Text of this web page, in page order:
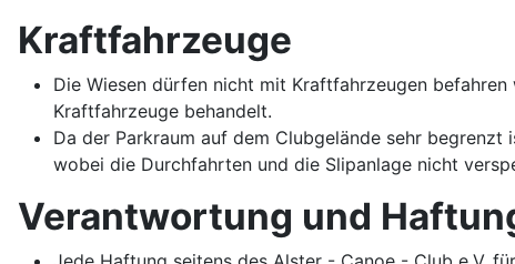
Kraftfahrzeuge
Die Wiesen dürfen nicht mit Kraftfahrzeugen
Kraftfahrzeuge behandelt.
Da der Parkraum auf dem Clubgelände sehr
wobei die Durchfahrten und die Slipanlage nicht
Verantwortung und